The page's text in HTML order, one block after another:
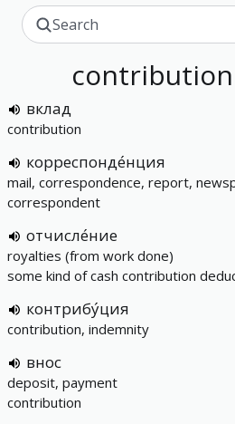
contribution
вклад
contribution
корреспонде́нция
mail, correspondence, report,
correspondent
отчисле́ние
royalties (from work done)
some kind of cash contribution
контрибу́ция
contribution, indemnity
внос
deposit, payment
contribution